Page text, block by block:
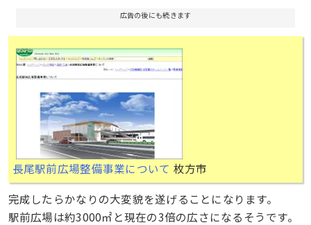
広告の後にも続きます
長尾駅前広場整備事業について 枚方市
完成したらかなりの大変貌を遂げることになります。
駅前広場は約3000㎡と現在の3倍の広さになるそうです。